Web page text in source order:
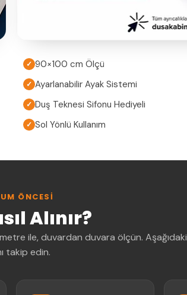
✓ 90×100 cm Ölçü
✓ Ayarlanabilir Ayak Sistemi
✓ Duş Teknesi Sifonu Hediyeli
✓ Sol Yönlü Kullanım
ÖNCESI
Alınır?
ile, duvardan duvara ölçün. Aşağıdaki
takip edin.